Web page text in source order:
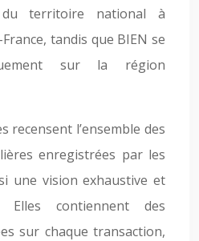
du territoire national à
France, tandis que BIEN se
sur la région
recensent l’ensemble des
enregistrées par les
une vision exhaustive et
contiennent des
sur chaque transaction,